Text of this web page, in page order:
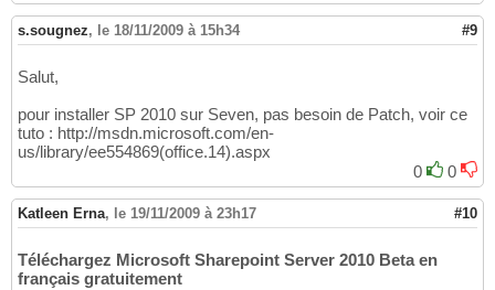
s.sougnez, le 18/11/2009 à 15h34 #9
Salut,
pour installer SP 2010 sur Seven, pas besoin de Patch, voir ce
tuto : http://msdn.microsoft.com/en-
us/library/ee554869(office.14).aspx
0
0
Katleen Erna, le 19/11/2009 à 23h17 #10
Téléchargez Microsoft Sharepoint Server 2010 Beta en
français gratuitement